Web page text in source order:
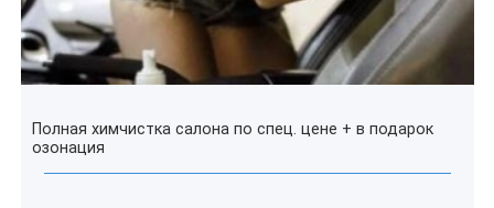
Полная химчистка салона по спец. цене + в подарок
озонация